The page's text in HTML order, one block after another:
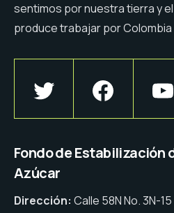
sentimos por nuestra tierra y
produce trabajar por Colombia
Fondo de Estabilización
Azúcar
Dirección: Calle 58N No. 3N-15